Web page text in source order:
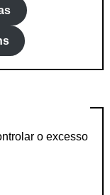
o excesso